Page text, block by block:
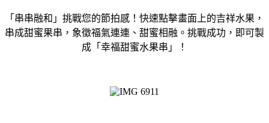
「串串融和」挑戰您的節拍感！快速點擊畫面上的吉祥水果，
串成甜蜜果串，象徵福氣連連、甜蜜相融。挑戰成功，即可製
成「幸福甜蜜水果串」！